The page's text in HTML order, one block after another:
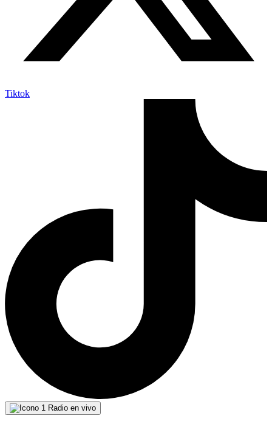
Tiktok
Radio en vivo